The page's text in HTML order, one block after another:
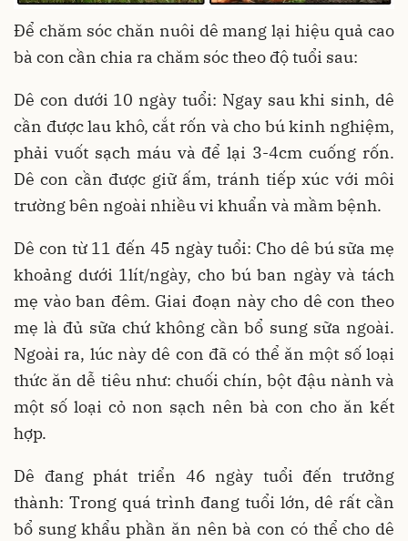
Để chăm sóc chăn nuôi dê mang lại hiệu quả cao
bà con cần chia ra chăm sóc theo độ tuổi sau:
Dê con dưới 10 ngày tuổi: Ngay sau khi sinh, dê
cần được lau khô, cắt rốn và cho bú kinh nghiệm,
phải vuốt sạch máu và để lại 3-4cm cuống rốn.
Dê con cần được giữ ấm, tránh tiếp xúc với môi
trường bên ngoài nhiều vi khuẩn và mầm bệnh.
Dê con từ 11 đến 45 ngày tuổi: Cho dê bú sữa mẹ
khoảng dưới 1lít/ngày, cho bú ban ngày và tách
mẹ vào ban đêm. Giai đoạn này cho dê con theo
mẹ là đủ sữa chứ không cần bổ sung sữa ngoài.
Ngoài ra, lúc này dê con đã có thể ăn một số loại
thức ăn dễ tiêu như: chuối chín, bột đậu nành và
một số loại cỏ non sạch nên bà con cho ăn kết
hợp.
Dê đang phát triển 46 ngày tuổi đến trưởng
thành: Trong quá trình đang tuổi lớn, dê rất cần
bổ sung khẩu phần ăn nên bà con có thể cho dê